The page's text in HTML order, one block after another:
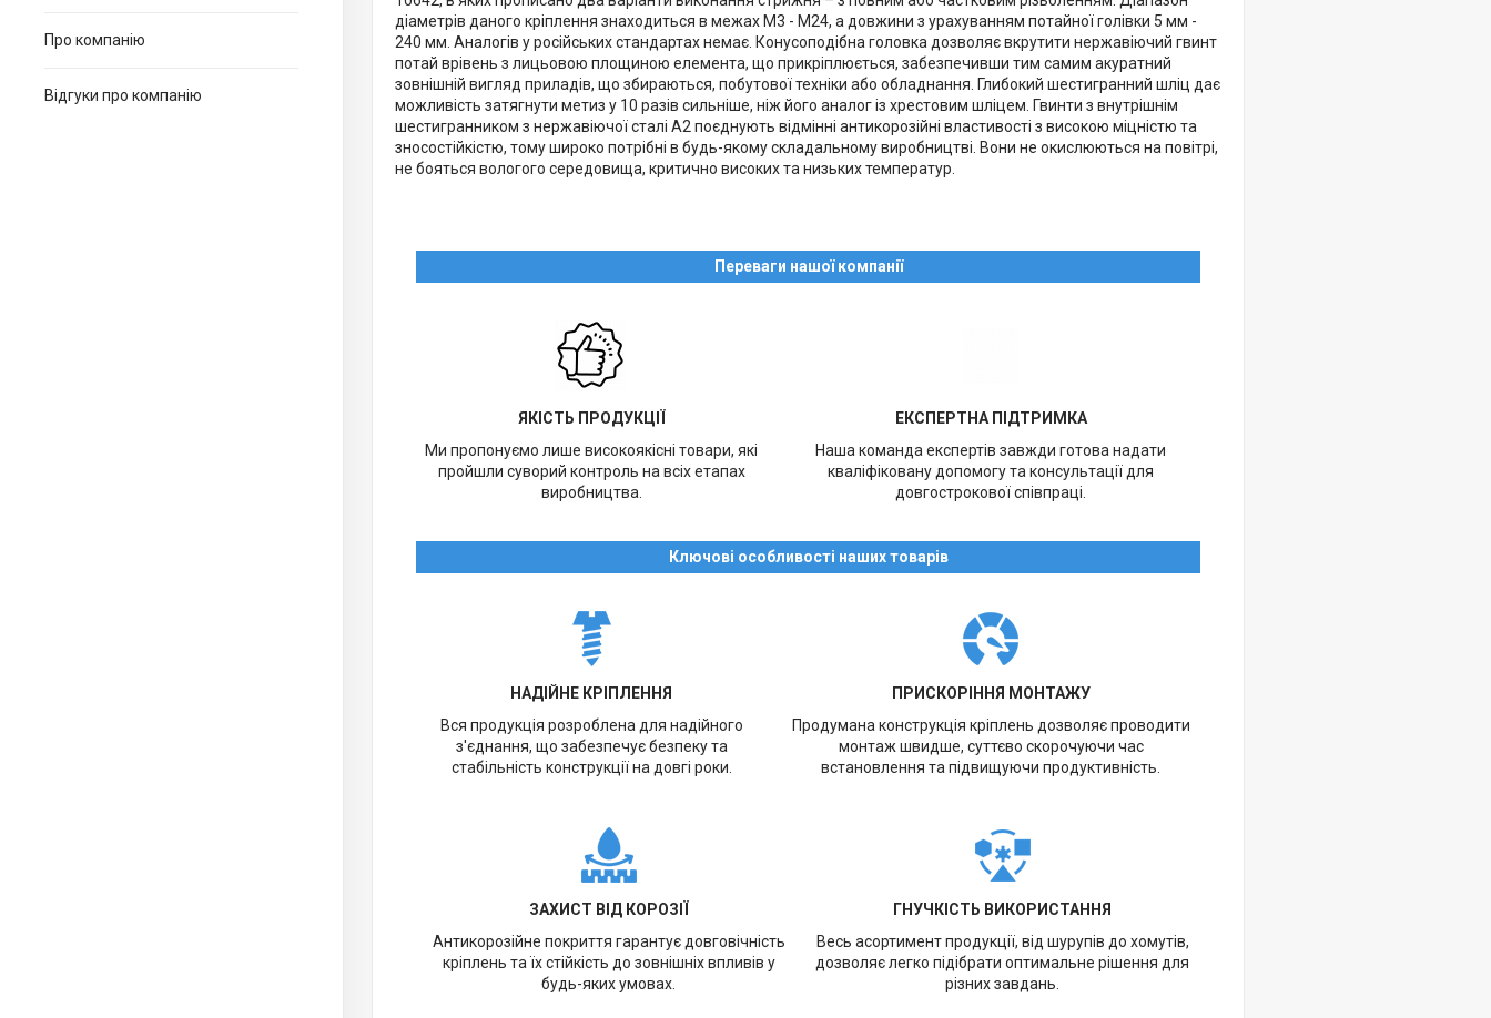
Про компанію
Відгуки про компанію
діаметрів даного кріплення знаходиться в межах М3 - М24, а довжини з урахуванням потайної голівки 5 мм -
240 мм. Аналогів у російських стандартах немає. Конусоподібна головка дозволяє вкрутити нержавіючий гвинт
потай врівень з лицьовою площиною елемента, що прикріплюється, забезпечивши тим самим акуратний
зовнішній вигляд приладів, що збираються, побутової техніки або обладнання. Глибокий шестигранний шліц дає
можливість затягнути метиз у 10 разів сильніше, ніж його аналог із хрестовим шліцем. Гвинти з внутрішнім
шестигранником з нержавіючої сталі А2 поєднують відмінні антикорозійні властивості з високою міцністю та
зносостійкістю, тому широко потрібні в будь-якому складальному виробництві. Вони не окислюються на повітрі,
не бояться вологого середовища, критично високих та низьких температур.
Переваги нашої компанії
ЯКІСТЬ ПРОДУКЦІЇ
ЕКСПЕРТНА ПІДТРИМКА
Ми пропонуємо лише високоякісні товари, які
пройшли суворий контроль на всіх етапах
виробництва.
Наша команда експертів завжди готова надати
кваліфіковану допомогу та консультації для
довгострокової співпраці.
Ключові особливості наших товарів
НАДІЙНЕ КРІПЛЕННЯ
ПРИСКОРІННЯ МОНТАЖУ
Вся продукція розроблена для надійного
з'єднання, що забезпечує безпеку та
стабільність конструкції на довгі роки.
Продумана конструкція кріплень дозволяє проводити
монтаж швидше, суттєво скорочуючи час
встановлення та підвищуючи продуктивність.
ЗАХИСТ ВІД КОРОЗІЇ
ГНУЧКІСТЬ ВИКОРИСТАННЯ
Антикорозійне покриття гарантує довговічність
кріплень та їх стійкість до зовнішніх впливів у
будь-яких умовах.
Весь асортимент продукції, від шурупів до хомутів,
дозволяє легко підібрати оптимальне рішення для
різних завдань.